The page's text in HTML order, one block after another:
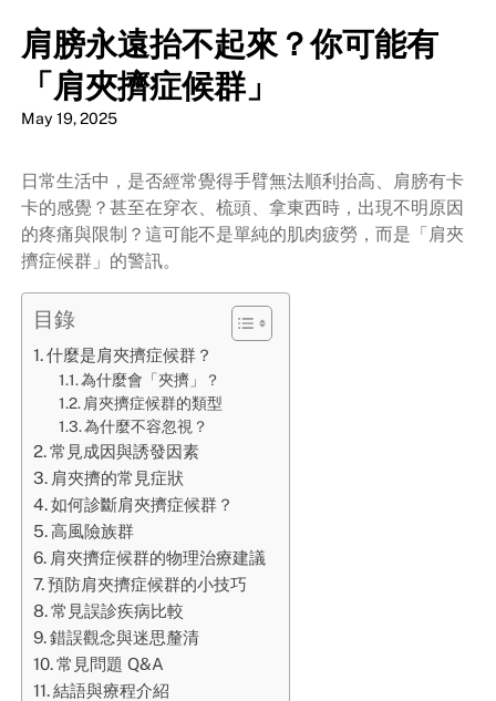
肩膀永遠抬不起來？你可能有
「肩夾擠症候群」
May 19, 2025
日常生活中，是否經常覺得手臂無法順利抬高、肩膀有卡
卡的感覺？甚至在穿衣、梳頭、拿東西時，出現不明原因
的疼痛與限制？這可能不是單純的肌肉疲勞，而是「肩夾
擠症候群」的警訊。
目錄
什麼是肩夾擠症候群？
為什麼會「夾擠」？
肩夾擠症候群的類型
為什麼不容忽視？
常見成因與誘發因素
肩夾擠的常見症狀
如何診斷肩夾擠症候群？
高風險族群
肩夾擠症候群的物理治療建議
預防肩夾擠症候群的小技巧
常見誤診疾病比較
錯誤觀念與迷思釐清
常見問題 Q&A
結語與療程介紹